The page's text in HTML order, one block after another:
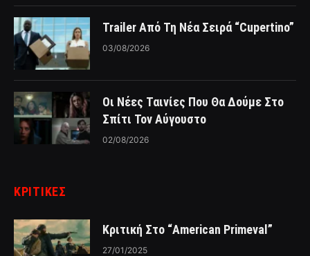
Trailer Από Τη Νέα Σειρά “Cupertino”
03/08/2026
Οι Νέες Ταινίες Που Θα Δούμε Στο
Σπίτι Τον Αύγουστο
02/08/2026
ΚΡΙΤΙΚΈΣ
Κριτική Στο “American Primeval”
27/01/2025